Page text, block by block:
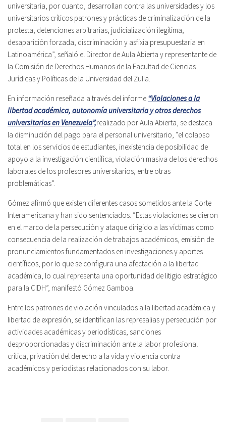
universitaria, por cuanto, desarrollan contra las universidades y los
universitarios críticos patrones y prácticas de criminalización de la
protesta, detenciones arbitrarias, judicialización ilegítima,
desaparición forzada, discriminación y asfixia presupuestaria en
Latinoamérica”, señaló el Director de Aula Abierta y representante de
la Comisión de Derechos Humanos de la Facultad de Ciencias
Jurídicas y Políticas de la Universidad del Zulia.
En información reseñada a través del informe “Violaciones a la
libertad académica, autonomía universitaria y otros derechos
universitarios en Venezuela”,realizado por Aula Abierta, se destaca
la disminución del pago para el personal universitario, “el colapso
total en los servicios de estudiantes, inexistencia de posibilidad de
apoyo a la investigación científica, violación masiva de los derechos
laborales de los profesores universitarios, entre otras
problemáticas”.
Gómez afirmó que existen diferentes casos sometidos ante la Corte
Interamericana y han sido sentenciados. “Estas violaciones se dieron
en el marco de la persecución y ataque dirigido a las víctimas como
consecuencia de la realización de trabajos académicos, emisión de
pronunciamientos fundamentados en investigaciones y aportes
científicos, por lo que se configura una afectación a la libertad
académica, lo cual representa una oportunidad de litigio estratégico
para la CIDH”, manifestó Gómez Gamboa.
Entre los patrones de violación vinculados a la libertad académica y
libertad de expresión, se identifican las represalias y persecución por
actividades académicas y periodísticas, sanciones
desproporcionadas y discriminación ante la labor profesional
crítica, privación del derecho a la vida y violencia contra
académicos y periodistas relacionados con su labor.